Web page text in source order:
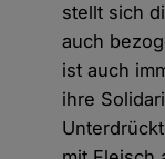
stellt sich
auch
ist auch
ihre